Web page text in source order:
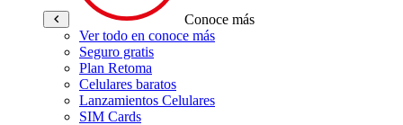
Conoce más
Ver todo en conoce más
Seguro gratis
Plan Retoma
Celulares baratos
Lanzamientos Celulares
SIM Cards